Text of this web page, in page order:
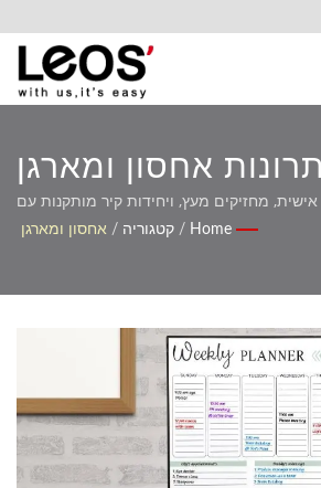
אחסון ומארגן
למצוינות במקום
מחזיקים מעץ, ויחידות קיר מותקנות עם
התאמה אישית של OEM
Home
/ קטגוריה / אחסון ומארגן